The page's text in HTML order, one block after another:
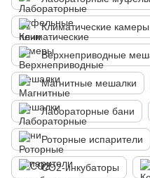
Климатические камеры
Верхнеприводные
Магнитные мешалки
Лабораторные бани
Роторные испарители
CO2-инкубаторы